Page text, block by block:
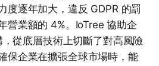
度逐年加大，違反 GDPR 的罰
營業額的 4%。IoTree 協助企
從底層技術上切斷了對高風險
保企業在擴張全球市場時，能